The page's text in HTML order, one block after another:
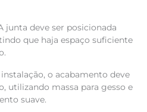
junta deve ser posicionada
que haja espaço suficiente
o acabamento deve
utilizando massa para gesso e
suave.